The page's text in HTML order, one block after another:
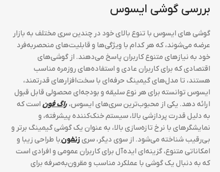
بررسی گوشی ایسوس
گوشی‌ های ایسوس با تنوع بالای خود در چندین سری مختلف به بازار
عرضه می‌شوند، که هر کدام با ویژگی‌ها و قابلیت‌های منحصربه‌فرد
خود به نیازهای متنوع کاربران پاسخ می‌دهند. از گوشی‌های
اقتصادی که برای کاربران عادی و استفاده‌های روزمره مناسب
هستند، تا مدل‌های گیمینگ حرفه‌ای با سخت‌افزارهای قدرتمند،
ایسوس توانسته برای هر نوع سلیقه و بودجه‌ای محصولی قابل قبول
ارائه دهد. یکی از محبوب‌ترین سری‌های ایسوس، راگ فون است که
به دلیل قدرت پردازشی بالا، سیستم خنک‌کننده پیشرفته، و
نمایشگرهای با نرخ تازه‌سازی بالا، به عنوان یک گوشی گیمینگ برتر و
بی‌رقیب شناخته می‌شود. از سوی دیگر، سری زنفونبا طراحی زیبا و
امکاناتی متنوع، گزینه‌ای ایده‌آل برای کاربران عمومی و افرادی است
که به دنبال یک گوشی با عملکرد مناسب و مقرون‌به‌صرفه برای